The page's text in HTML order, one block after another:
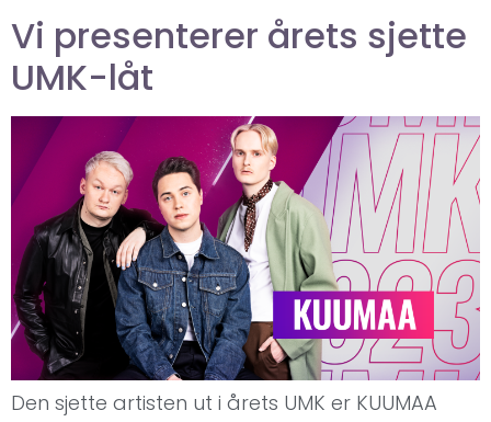
Vi presenterer årets sjette
UMK-låt
Den sjette artisten ut i årets UMK er KUUMAA